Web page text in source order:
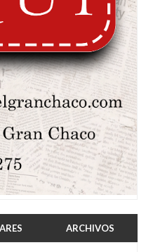
ARCHIVOS